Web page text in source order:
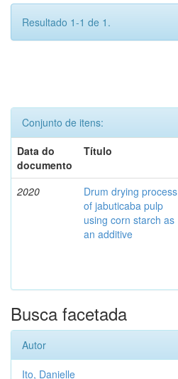
Resultado 1-1 de 1.
Conjunto de itens:
Data do
documento
Título
2020
Drum drying process
of jabuticaba pulp
using corn starch as
an additive
Busca facetada
Autor
Ito, Danielle